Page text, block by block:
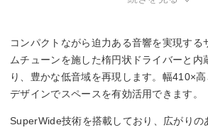
コンパクトながら迫力ある音響を実現する
ムチューンを施した楕円状ドライバーと内
り、豊かな低音域を再現します。幅410×
デザインでスペースを有効活用できます。
SuperWide技術を搭載しており、広がりの